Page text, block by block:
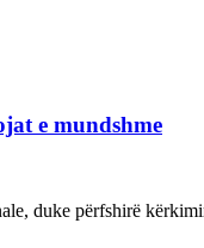
e mundshme
duke përfshirë